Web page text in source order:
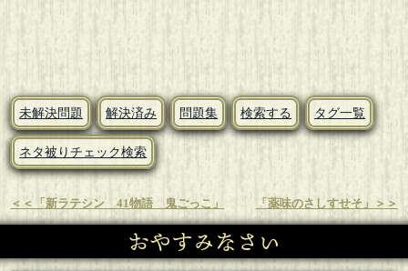
未解決問題 解決済み 問題集 検索する タグ一覧
ネタ被りチェック検索
＜＜「新ラテシン 41物語 鬼ごっこ」 「薬味のさしすせそ」＞＞
おやすみなさい